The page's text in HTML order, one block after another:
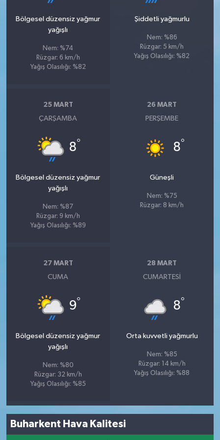
Bölgesel düzensiz yağmur
yağışlı
Nem: %74
Rüzgar: 6 km/h
Yağış Olasılığı: %82
Şiddetli yağmurlu
Nem: %86
Rüzgar: 5 km/h
Yağış Olasılığı: %82
25 MART
ÇARŞAMBA
8°
Bölgesel düzensiz yağmur
yağışlı
Nem: %87
Rüzgar: 9 km/h
Yağış Olasılığı: %89
26 MART
PERŞEMBE
8°
Güneşli
Nem: %75
Rüzgar: 8 km/h
27 MART
CUMA
9°
Bölgesel düzensiz yağmur
yağışlı
Nem: %80
Rüzgar: 32 km/h
Yağış Olasılığı: %85
28 MART
CUMARTESI
8°
Orta kuvvetli yağmurlu
Nem: %85
Rüzgar: 14 km/h
Yağış Olasılığı: %88
Buharkent Hava Kalitesi